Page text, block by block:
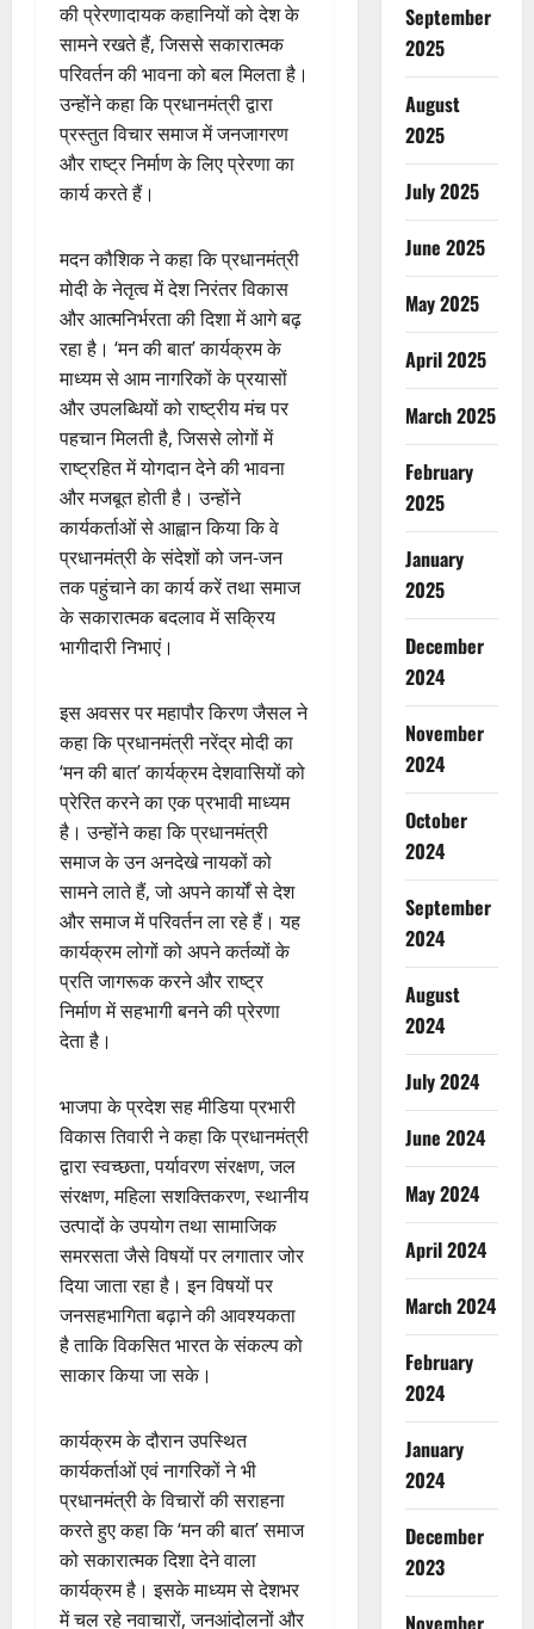
की प्रेरणादायक कहानियों को देश के
सामने रखते हैं, जिससे सकारात्मक
परिवर्तन की भावना को बल मिलता है।
उन्होंने कहा कि प्रधानमंत्री द्वारा
प्रस्तुत विचार समाज में जनजागरण
और राष्ट्र निर्माण के लिए प्रेरणा का
कार्य करते हैं।
मदन कौशिक ने कहा कि प्रधानमंत्री
मोदी के नेतृत्व में देश निरंतर विकास
और आत्मनिर्भरता की दिशा में आगे बढ़
रहा है। ‘मन की बात’ कार्यक्रम के
माध्यम से आम नागरिकों के प्रयासों
और उपलब्धियों को राष्ट्रीय मंच पर
पहचान मिलती है, जिससे लोगों में
राष्ट्रहित में योगदान देने की भावना
और मजबूत होती है। उन्होंने
कार्यकर्ताओं से आह्वान किया कि वे
प्रधानमंत्री के संदेशों को जन-जन
तक पहुंचाने का कार्य करें तथा समाज
के सकारात्मक बदलाव में सक्रिय
भागीदारी निभाएं।
इस अवसर पर महापौर किरण जैसल ने
कहा कि प्रधानमंत्री नरेंद्र मोदी का
‘मन की बात’ कार्यक्रम देशवासियों को
प्रेरित करने का एक प्रभावी माध्यम
है। उन्होंने कहा कि प्रधानमंत्री
समाज के उन अनदेखे नायकों को
सामने लाते हैं, जो अपने कार्यों से देश
और समाज में परिवर्तन ला रहे हैं। यह
कार्यक्रम लोगों को अपने कर्तव्यों के
प्रति जागरूक करने और राष्ट्र
निर्माण में सहभागी बनने की प्रेरणा
देता है।
भाजपा के प्रदेश सह मीडिया प्रभारी
विकास तिवारी ने कहा कि प्रधानमंत्री
द्वारा स्वच्छता, पर्यावरण संरक्षण, जल
संरक्षण, महिला सशक्तिकरण, स्थानीय
उत्पादों के उपयोग तथा सामाजिक
समरसता जैसे विषयों पर लगातार जोर
दिया जाता रहा है। इन विषयों पर
जनसहभागिता बढ़ाने की आवश्यकता
है ताकि विकसित भारत के संकल्प को
साकार किया जा सके।
कार्यक्रम के दौरान उपस्थित
कार्यकर्ताओं एवं नागरिकों ने भी
प्रधानमंत्री के विचारों की सराहना
करते हुए कहा कि ‘मन की बात’ समाज
को सकारात्मक दिशा देने वाला
कार्यक्रम है। इसके माध्यम से देशभर
में चल रहे नवाचारों, जनआंदोलनों और
September
2025
August
2025
July 2025
June 2025
May 2025
April 2025
March 2025
February
2025
January
2025
December
2024
November
2024
October
2024
September
2024
August
2024
July 2024
June 2024
May 2024
April 2024
March 2024
February
2024
January
2024
December
2023
November